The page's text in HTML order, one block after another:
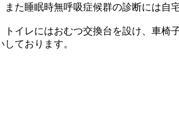
た睡眠時無呼吸症候群の診断には自
イレにはおむつ交換台を設け、車椅
ております。